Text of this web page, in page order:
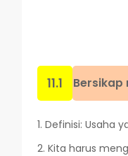
11.1 Bersikap
1. Definisi: Usaha
2. Kita harus